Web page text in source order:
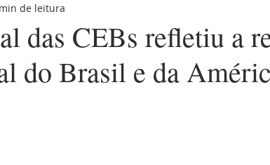
Pascom Maranhão
das CEBs refletiu a
do Brasil e da
de leitura